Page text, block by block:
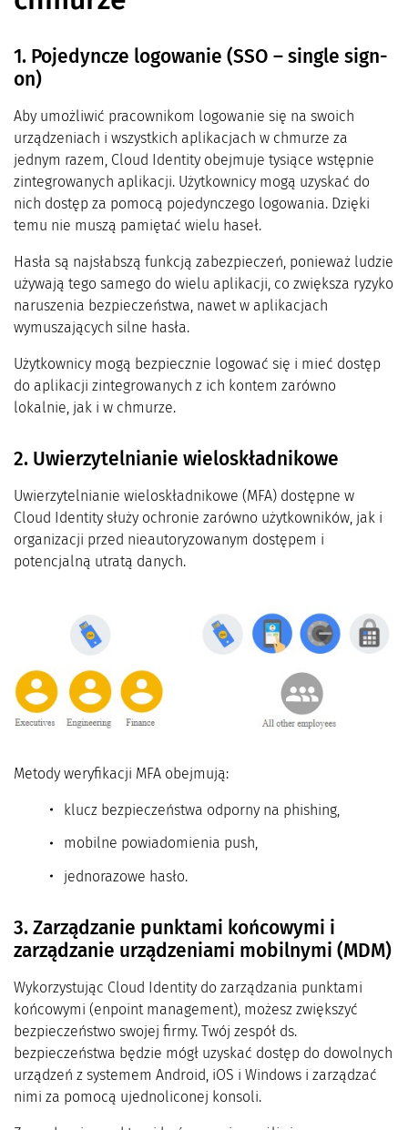
1. Pojedyncze logowanie (SSO – single sign-
on)
Aby umożliwić pracownikom logowanie się na swoich
urządzeniach i wszystkich aplikacjach w chmurze za
jednym razem, Cloud Identity obejmuje tysiące wstępnie
zintegrowanych aplikacji. Użytkownicy mogą uzyskać do
nich dostęp za pomocą pojedynczego logowania. Dzięki
temu nie muszą pamiętać wielu haseł.
Hasła są najsłabszą funkcją zabezpieczeń, ponieważ ludzie
używają tego samego do wielu aplikacji, co zwiększa ryzyko
naruszenia bezpieczeństwa, nawet w aplikacjach
wymuszających silne hasła.
Użytkownicy mogą bezpiecznie logować się i mieć dostęp
do aplikacji zintegrowanych z ich kontem zarówno
lokalnie, jak i w chmurze.
2. Uwierzytelnianie wieloskładnikowe
Uwierzytelnianie wieloskładnikowe (MFA) dostępne w
Cloud Identity służy ochronie zarówno użytkowników, jak i
organizacji przed nieautoryzowanym dostępem i
potencjalną utratą danych.
Metody weryfikacji MFA obejmują:
klucz bezpieczeństwa odporny na phishing,
mobilne powiadomienia push,
jednorazowe hasło.
3. Zarządzanie punktami końcowymi i
zarządzanie urządzeniami mobilnymi (MDM)
Wykorzystując Cloud Identity do zarządzania punktami
końcowymi (enpoint management), możesz zwiększyć
bezpieczeństwo swojej firmy. Twój zespół ds.
bezpieczeństwa będzie mógł uzyskać dostęp do dowolnych
urządzeń z systemem Android, iOS i Windows i zarządzać
nimi za pomocą ujednoliconej konsoli.